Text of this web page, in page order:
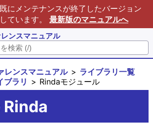
にメンテナンスが終了したバージョン
ています。 最新版のマニュアルへ
ンスマニュアル
ンスマニュアル
ライブラリ一覧
ラリ
Rindaモジュール